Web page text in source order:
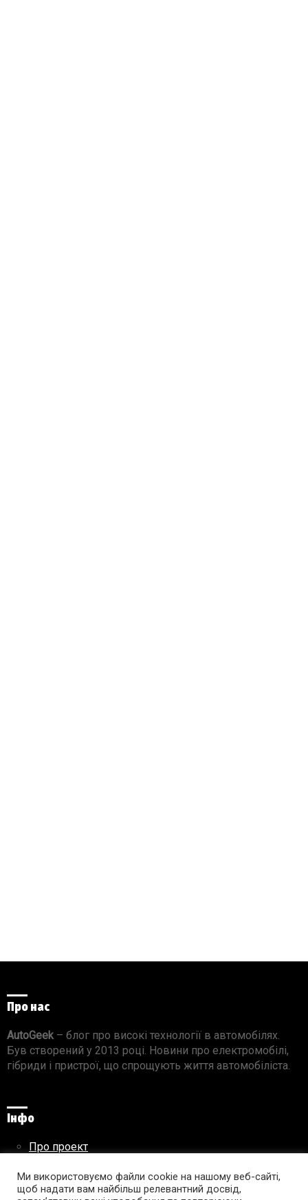
Про нас
AutoGeek – блог про високі технології в автомобілях.
Був створений у 2013 році. Новини про електромобілі,
гібриди і пристрої, що спрощують життя автомобіліста.
Інфо
Про проект
Правила використання матеріалів
Ми використовуємо файли cookie на нашому веб-сайті,
щоб надати вам найбільш релевантний досвід,